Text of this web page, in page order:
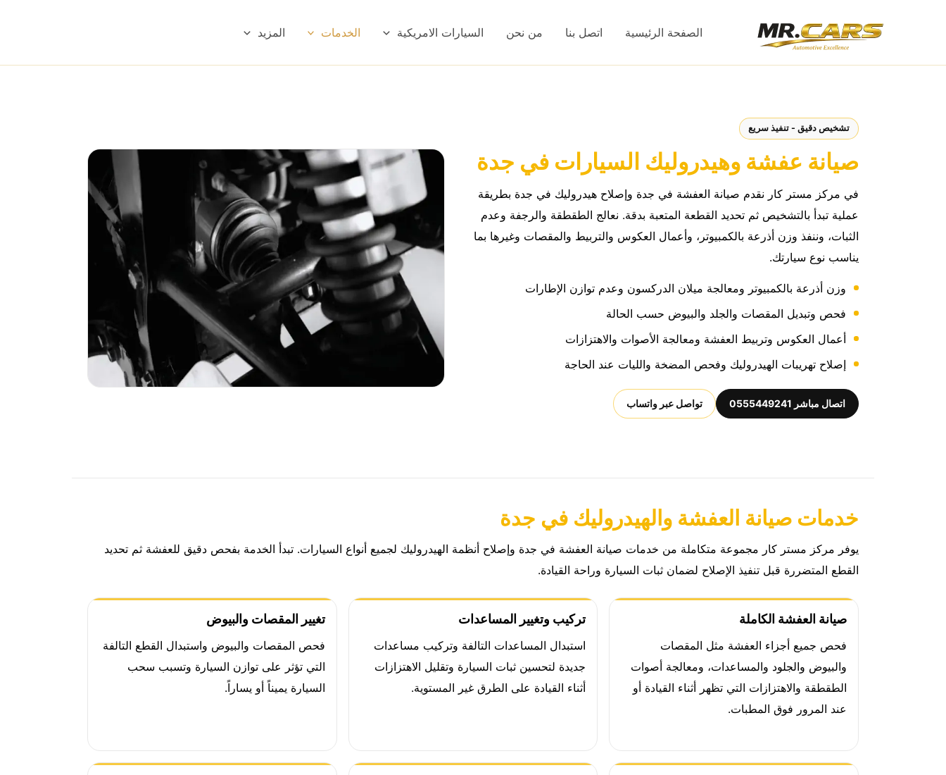
الصفحة الرئيسية اتصل بنا من نحن السيارات الامريكية الخدمات المزيد
تشخيص دقيق - تنفيذ سريع
صيانة عفشة وهيدروليك السيارات في جدة
في مركز مستر كار نقدم صيانة العفشة في جدة وإصلاح هيدروليك في جدة بطريقة
عملية تبدأ بالتشخيص ثم تحديد القطعة المتعبة بدقة. نعالج الطقطقة والرجفة وعدم
الثبات، وننفذ وزن أذرعة بالكمبيوتر، وأعمال العكوس والتربيط والمقصات وغيرها بما
يناسب نوع سيارتك.
وزن أذرعة بالكمبيوتر ومعالجة ميلان الدركسون وعدم توازن الإطارات
فحص وتبديل المقصات والجلد والبيوض حسب الحالة
أعمال العكوس وتربيط العفشة ومعالجة الأصوات والاهتزازات
إصلاح تهريبات الهيدروليك وفحص المضخة والليات عند الحاجة
اتصال مباشر 0555449241 تواصل عبر واتساب
خدمات صيانة العفشة والهيدروليك في جدة
يوفر مركز مستر كار مجموعة متكاملة من خدمات صيانة العفشة في جدة وإصلاح أنظمة الهيدروليك لجميع أنواع السيارات. تبدأ الخدمة بفحص دقيق للعفشة ثم تحديد
القطع المتضررة قبل تنفيذ الإصلاح لضمان ثبات السيارة وراحة القيادة.
صيانة العفشة الكاملة
فحص جميع أجزاء العفشة مثل المقصات
والبيوض والجلود والمساعدات، ومعالجة أصوات
الطقطقة والاهتزازات التي تظهر أثناء القيادة أو
عند المرور فوق المطبات.
تركيب وتغيير المساعدات
استبدال المساعدات التالفة وتركيب مساعدات
جديدة لتحسين ثبات السيارة وتقليل الاهتزازات
أثناء القيادة على الطرق غير المستوية.
تغيير المقصات والبيوض
فحص المقصات والبيوض واستبدال القطع التالفة
التي تؤثر على توازن السيارة وتسبب سحب
السيارة يميناً أو يساراً.